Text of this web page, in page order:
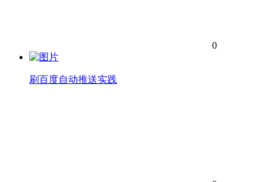
0
刷百度自动推送实践